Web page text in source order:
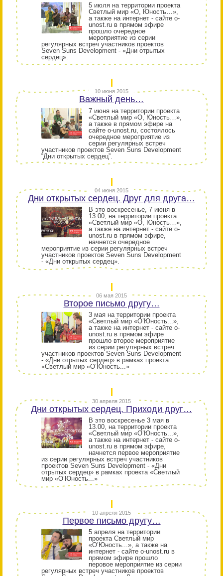
5 июля на территории проекта
Светлый мир «О, Юность…»,
а также на интернет - сайте o-
unost.ru в прямом эфире
прошло очередное
мероприятие из серии
регулярных встреч участников проектов
Seven Suns Development - «Дни отрытых
сердец».
10 июня 2015
Важный день…
7 июня на территории проекта
«Светлый мир «О, Юность…»,
а также в прямом эфире на
сайте o-unost.ru, состоялось
очередное мероприятие из
серии регулярных встреч
участников проектов Seven Suns Development
“Дни открытых сердец”.
04 июня 2015
Дни открытых сердец. Друг для друга…
В это воскресенье, 7 июня в
13.00, на территории проекта
«Светлый мир «О, Юность…»,
а также на интернет - сайте o-
unost.ru в прямом эфире,
начнется очередное
мероприятие из серии регулярных встреч
участников проектов Seven Suns Development
- «Дни открытых сердец».
06 мая 2015
Второе письмо другу…
3 мая на территории проекта
«Светлый мир «О’Юность...»,
а также на интернет - сайте o-
unost.ru в прямом эфире
прошло второе мероприятие
из серии регулярных встреч
участников проектов Seven Suns Development
- «Дни отрытых сердец» в рамках проекта
«Светлый мир «О’Юность...»
30 апреля 2015
Дни открытых сердец. Приходи друг…
В это воскресенье 3 мая в
13.00, на территории проекта
«Светлый мир «О’Юность...»,
а также на интернет - сайте o-
unost.ru в прямом эфире,
начнется первое мероприятие
из серии регулярных встреч участников
проектов Seven Suns Development - «Дни
отрытых сердец» в рамках проекта «Светлый
мир «О’Юность...»
10 апреля 2015
Первое письмо другу…
5 апреля на территории
проекта Светлый мир
«О’Юность...», а также на
интернет - сайте o-unost.ru в
прямом эфире прошло
перовое мероприятие из серии
регулярных встреч участников проектов